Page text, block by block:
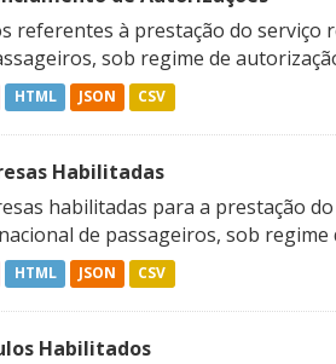
referentes à prestação do
sob regime de
HTML JSON CSV
Habilitadas
habilitadas para a prestação
de passageiros, sob
HTML JSON CSV
Habilitados